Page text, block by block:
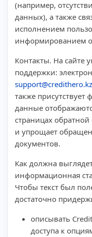
(например,
данных), а также
исполнением
информированием
Контакты. На сайте
поддержки:
support@credithero.kz
также присутствует
данные
страницах обратной
и упрощает
документов.
Как должна
информационная
Чтобы текст был
достаточно
описывать
доступа к